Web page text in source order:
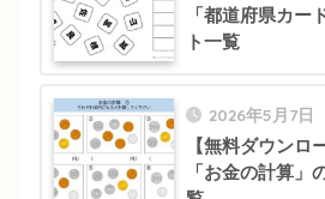
「都道府県カー
ト一覧
2026年5月7日
【無料ダウンロ
「お金の計算」